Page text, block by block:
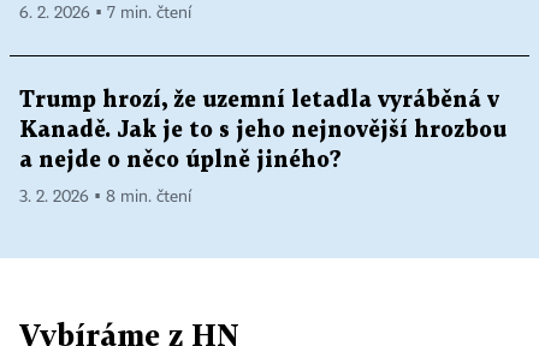
6. 2. 2026 ▪ 7 min. čtení
Trump hrozí, že uzemní letadla vyráběná v
Kanadě. Jak je to s jeho nejnovější hrozbou
a nejde o něco úplně jiného?
3. 2. 2026 ▪ 8 min. čtení
Vybíráme z HN